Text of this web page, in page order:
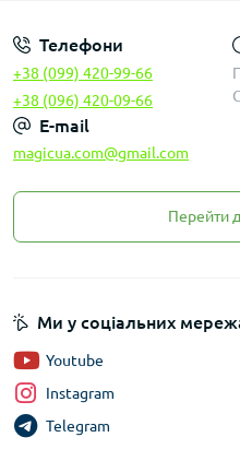
Телефони
+38 (099) 420-99-66
+38 (096) 420-09-66
E-mail
magicua.com@gmail.com
Перейти
Ми у соціальних
Youtube
Instagram
Telegram